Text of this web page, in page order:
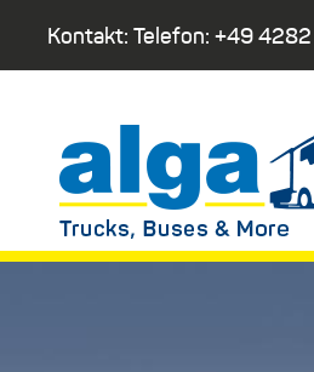
Kontakt: Telefon: +49